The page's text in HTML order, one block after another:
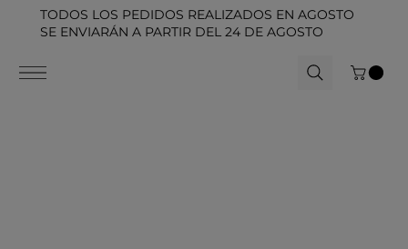
TODOS LOS PEDIDOS REALIZADOS EN AGOSTO
SE ENVIARÁN A PARTIR DEL 24 DE AGOSTO